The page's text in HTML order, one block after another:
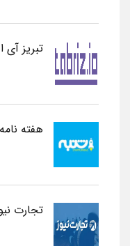
تبریز آی
هفته
تجارت